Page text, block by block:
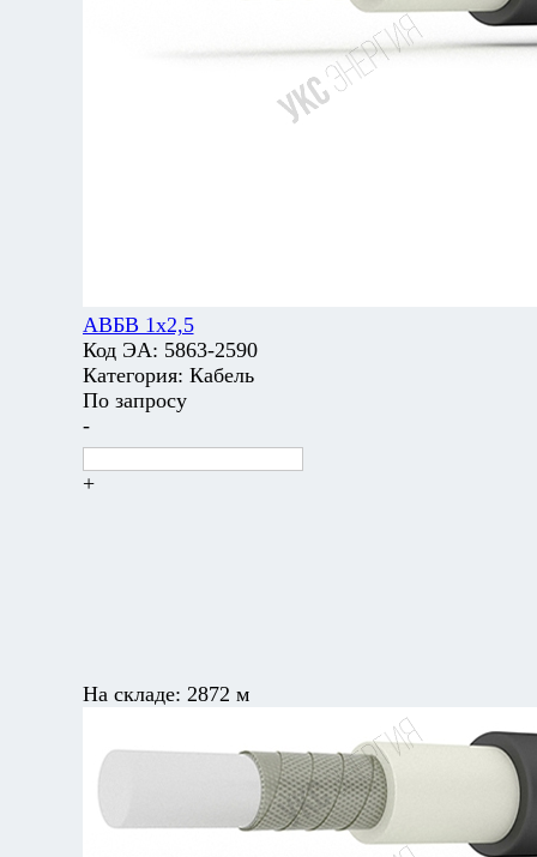
АВБВ 1х2,5
Код ЭА: 5863-2590
Категория: Кабель
По запросу
-
+
На складе: 2872 м